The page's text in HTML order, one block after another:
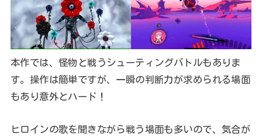
本作では、怪物と戦うシューティングバトルもありま
す。操作は簡単ですが、一瞬の判断力が求められる場面
もあり意外とハード！
ヒロインの歌を聞きながら戦う場面も多いので、気合が